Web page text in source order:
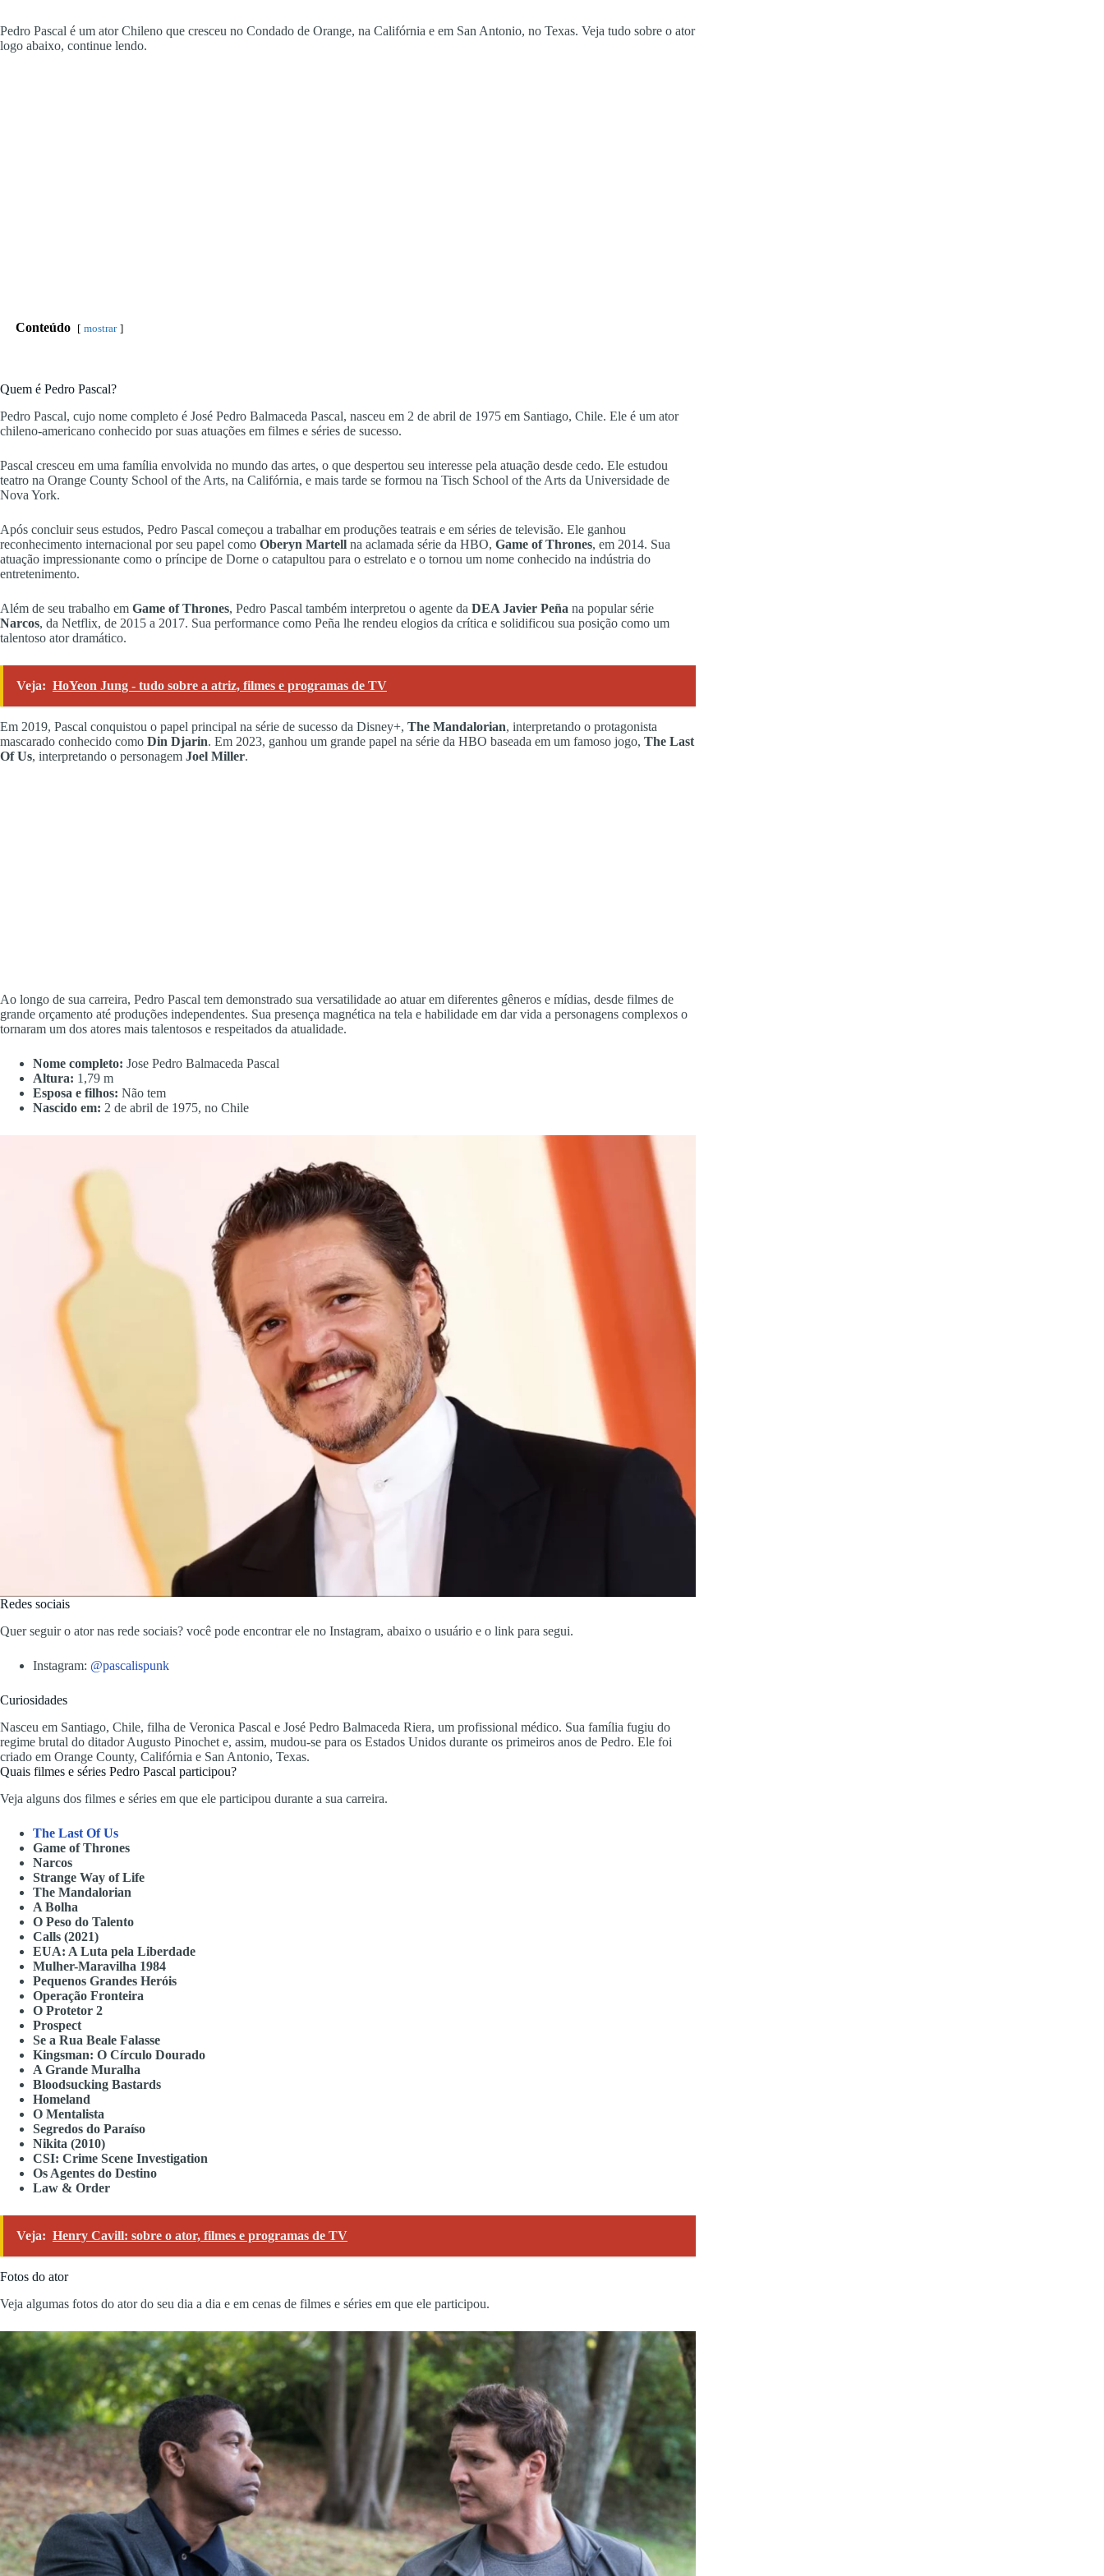
Pedro Pascal é um ator Chileno que cresceu no Condado de Orange, na Califórnia e em San Antonio, no Texas. Veja tudo sobre o ator
logo abaixo, continue lendo.
Conteúdo mostrar
Quem é Pedro Pascal?
Pedro Pascal, cujo nome completo é José Pedro Balmaceda Pascal, nasceu em 2 de abril de 1975 em Santiago, Chile. Ele é um ator
chileno-americano conhecido por suas atuações em filmes e séries de sucesso.
Pascal cresceu em uma família envolvida no mundo das artes, o que despertou seu interesse pela atuação desde cedo. Ele estudou
teatro na Orange County School of the Arts, na Califórnia, e mais tarde se formou na Tisch School of the Arts da Universidade de
Nova York.
Após concluir seus estudos, Pedro Pascal começou a trabalhar em produções teatrais e em séries de televisão. Ele ganhou
reconhecimento internacional por seu papel como Oberyn Martell na aclamada série da HBO, Game of Thrones, em 2014. Sua
atuação impressionante como o príncipe de Dorne o catapultou para o estrelato e o tornou um nome conhecido na indústria do
entretenimento.
Além de seu trabalho em Game of Thrones, Pedro Pascal também interpretou o agente da DEA Javier Peña na popular série
Narcos, da Netflix, de 2015 a 2017. Sua performance como Peña lhe rendeu elogios da crítica e solidificou sua posição como um
talentoso ator dramático.
Veja: HoYeon Jung - tudo sobre a atriz, filmes e programas de TV
Em 2019, Pascal conquistou o papel principal na série de sucesso da Disney+, The Mandalorian, interpretando o protagonista
mascarado conhecido como Din Djarin. Em 2023, ganhou um grande papel na série da HBO baseada em um famoso jogo, The Last
Of Us, interpretando o personagem Joel Miller.
Ao longo de sua carreira, Pedro Pascal tem demonstrado sua versatilidade ao atuar em diferentes gêneros e mídias, desde filmes de
grande orçamento até produções independentes. Sua presença magnética na tela e habilidade em dar vida a personagens complexos o
tornaram um dos atores mais talentosos e respeitados da atualidade.
Nome completo: Jose Pedro Balmaceda Pascal
Altura: 1,79 m
Esposa e filhos: Não tem
Nascido em: 2 de abril de 1975, no Chile
Redes sociais
Quer seguir o ator nas rede sociais? você pode encontrar ele no Instagram, abaixo o usuário e o link para segui.
Instagram: @pascalispunk
Curiosidades
Nasceu em Santiago, Chile, filha de Veronica Pascal e José Pedro Balmaceda Riera, um profissional médico. Sua família fugiu do
regime brutal do ditador Augusto Pinochet e, assim, mudou-se para os Estados Unidos durante os primeiros anos de Pedro. Ele foi
criado em Orange County, Califórnia e San Antonio, Texas.
Quais filmes e séries Pedro Pascal participou?
Veja alguns dos filmes e séries em que ele participou durante a sua carreira.
The Last Of Us
Game of Thrones
Narcos
Strange Way of Life
The Mandalorian
A Bolha
O Peso do Talento
Calls (2021)
EUA: A Luta pela Liberdade
Mulher-Maravilha 1984
Pequenos Grandes Heróis
Operação Fronteira
O Protetor 2
Prospect
Se a Rua Beale Falasse
Kingsman: O Círculo Dourado
A Grande Muralha
Bloodsucking Bastards
Homeland
O Mentalista
Segredos do Paraíso
Nikita (2010)
CSI: Crime Scene Investigation
Os Agentes do Destino
Law & Order
Veja: Henry Cavill: sobre o ator, filmes e programas de TV
Fotos do ator
Veja algumas fotos do ator do seu dia a dia e em cenas de filmes e séries em que ele participou.